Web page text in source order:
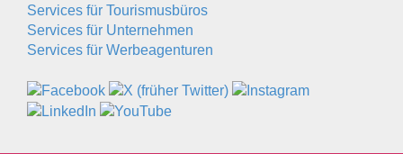
Services für Tourismusbüros
Services für Unternehmen
Services für Werbeagenturen